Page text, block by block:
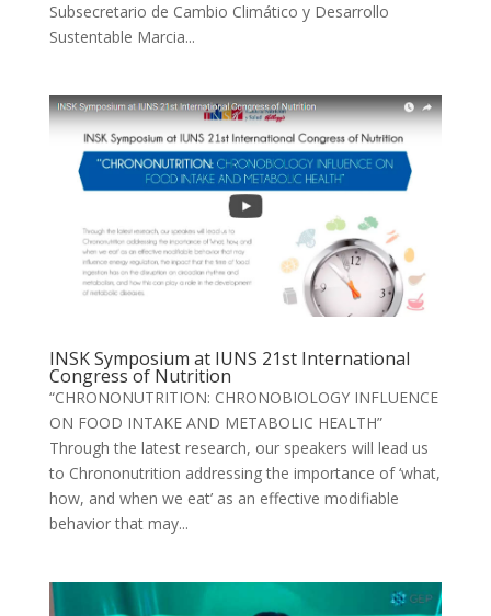
Subsecretario de Cambio Climático y Desarrollo
Sustentable Marcia...
INSK Symposium at IUNS 21st International
Congress of Nutrition
“CHRONONUTRITION: CHRONOBIOLOGY INFLUENCE
ON FOOD INTAKE AND METABOLIC HEALTH”
Through the latest research, our speakers will lead us
to Chrononutrition addressing the importance of ‘what,
how, and when we eat’ as an effective modifiable
behavior that may...